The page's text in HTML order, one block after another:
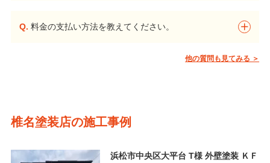
Q. 料金の支払い方法を教えてください。
他の質問も見てみる ＞
椎名塗装店の施工事例
浜松市中央区大平台 T様 外壁塗装 ＫＦ